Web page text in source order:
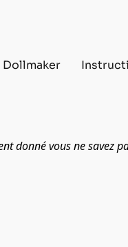
Dollmaker
donné vous ne savez